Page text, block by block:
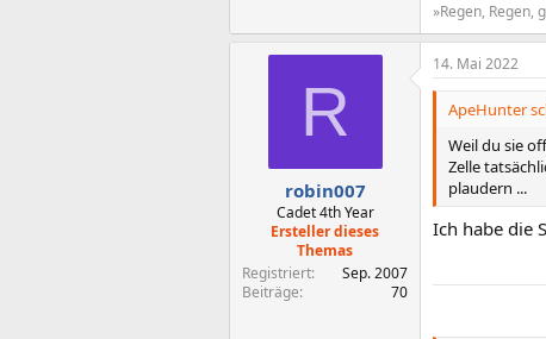
»Regen, Regen,
R
robin007
Cadet 4th Year
Ersteller dieses
Themas
Registriert
Sep. 2007
Beiträge
70
14. Mai 2022
ApeHunter
Weil du sie
Zelle
plaudern ...
Ich habe die